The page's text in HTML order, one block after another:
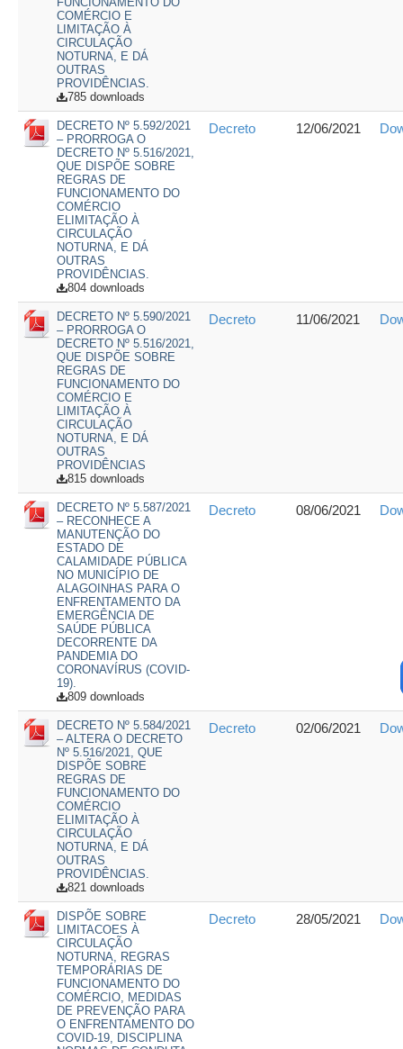
COMÉRCIO E
LIMITAÇÃO À
CIRCULAÇÃO
NOTURNA, E DÁ
OUTRAS
PROVIDÊNCIAS.
785 downloads
DECRETO Nº 5.592/2021
– PRORROGA O
DECRETO Nº 5.516/2021,
QUE DISPÕE SOBRE
REGRAS DE
FUNCIONAMENTO DO
COMÉRCIO
ELIMITAÇÃO À
CIRCULAÇÃO
NOTURNA, E DÁ
OUTRAS
PROVIDÊNCIAS.
804 downloads
Decreto 12/06/2021
DECRETO Nº 5.590/2021
– PRORROGA O
DECRETO Nº 5.516/2021,
QUE DISPÕE SOBRE
REGRAS DE
FUNCIONAMENTO DO
COMÉRCIO E
LIMITAÇÃO À
CIRCULAÇÃO
NOTURNA, E DÁ
OUTRAS
PROVIDÊNCIAS
815 downloads
Decreto 11/06/2021
DECRETO Nº 5.587/2021
– RECONHECE A
MANUTENÇÃO DO
ESTADO DE
CALAMIDADE PÚBLICA
NO MUNICÍPIO DE
ALAGOINHAS PARA O
ENFRENTAMENTO DA
EMERGÊNCIA DE
SAÚDE PÚBLICA
DECORRENTE DA
PANDEMIA DO
CORONAVÍRUS (COVID-
19).
809 downloads
Decreto 08/06/2021
DECRETO Nº 5.584/2021
– ALTERA O DECRETO
Nº 5.516/2021, QUE
DISPÕE SOBRE
REGRAS DE
FUNCIONAMENTO DO
COMÉRCIO
ELIMITAÇÃO À
CIRCULAÇÃO
NOTURNA, E DÁ
OUTRAS
PROVIDÊNCIAS.
821 downloads
Decreto 02/06/2021
DISPÕE SOBRE
LIMITACOES À
CIRCULAÇÃO
NOTURNA, REGRAS
TEMPORÁRIAS DE
FUNCIONAMENTO DO
COMÉRCIO, MEDIDAS
DE PREVENÇÃO PARA
O ENFRENTAMENTO DO
COVID-19, DISCIPLINA
Decreto 28/05/2021